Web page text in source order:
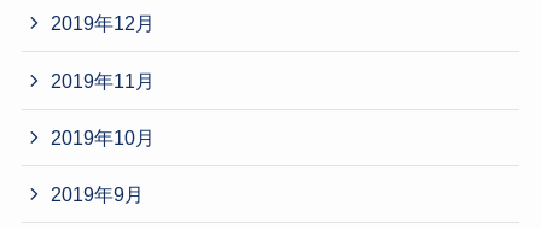
2019年12月
2019年11月
2019年10月
2019年9月